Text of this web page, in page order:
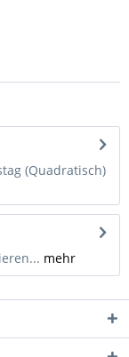
(Quadratisch)
mehr